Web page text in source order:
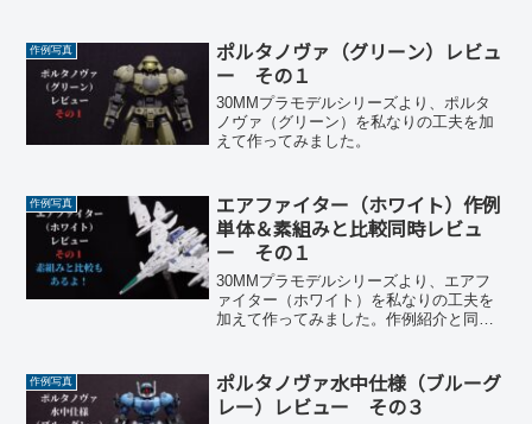
作例写真
ポルタノヴァ（グリーン）レビュ
ー その１
30MMプラモデルシリーズより、ポルタ
ノヴァ（グリーン）を私なりの工夫を加
えて作ってみました。
作例写真
エアファイター（ホワイト）作例
単体＆素組みと比較同時レビュ
ー その１
30MMプラモデルシリーズより、エアフ
ァイター（ホワイト）を私なりの工夫を
加えて作ってみました。作例紹介と同時
作例写真
ポルタノヴァ水中仕様（ブルーグ
レー）レビュー その３